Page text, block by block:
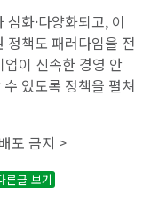
화·다양화되고, 이
정책도 패러다임을 전
이 신속한 경영 안
있도록 정책을 펼쳐
포 금지 >
른글 보기